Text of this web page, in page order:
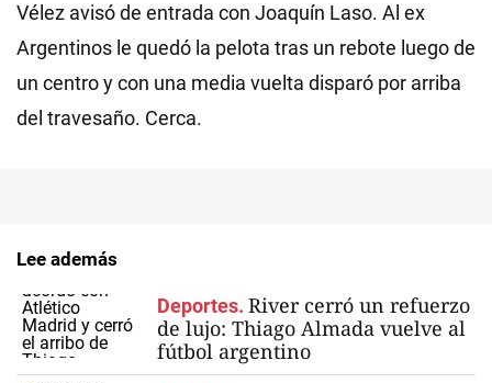
Vélez avisó de entrada con Joaquín Laso. Al ex
Argentinos le quedó la pelota tras un rebote luego de
un centro y con una media vuelta disparó por arriba
del travesaño. Cerca.
Lee además
Deportes. River cerró un refuerzo
de lujo: Thiago Almada vuelve al
fútbol argentino